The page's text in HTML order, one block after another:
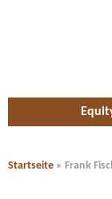
Startseite » Frank